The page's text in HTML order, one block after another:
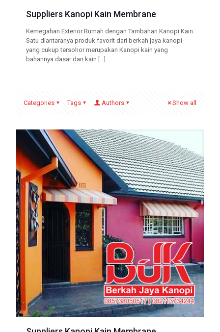
Suppliers Kanopi Kain Membrane
Kemegahan Exterior Rumah dengan Tambahan Kanopi Kain
Satu diantaranya produk favorit dari berkah jaya kanopi
yang cukup tersohor merupakan Kanopi kain yang
bahannya dasar dari kain […]
Categories Tags Authors Show all